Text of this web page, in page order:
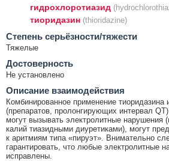
гидрохлоротиазид
тиоридазин (thioridazine)
Cтепень серьёзности/тяжести
Тяжелые
Достоверность
Не установлено
Описание взаимодействия
Комбинированное применение тиоридазина
(препаратов, пролонгирующих интервал
могут вызывать электролитные
калий тиазидными диуретиками), могут
к аритмиям типа «пируэт». Внимательно
гарантировать, что любые электролитные
исправлены.